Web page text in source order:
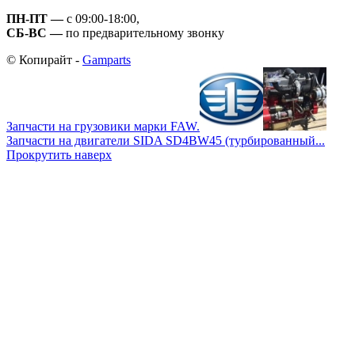
ПН-ПТ —с 09:00-18:00,
СБ-ВС —по предварительному звонку
© Копирайт - Gamparts
Запчасти на грузовики марки FAW.
Запчасти на двигатели SIDA SD4BW45 (турбированный...
Прокрутить наверх